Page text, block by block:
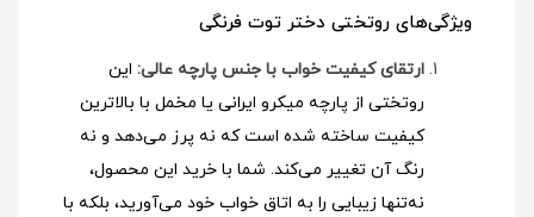
ویژگی‌های روتختی دختر توت فرنگی
ارتقای کیفیت خواب با جنس پارچه عالی: این
روتختی از پارچه میکرو ایرانی یا مخمل با بالاترین
کیفیت ساخته شده است که نه پرز می‌دهد و نه
رنگ آن تغییر می‌کند. شما با خرید این محصول،
نه‌تنها زیبایی را به اتاق خواب خود می‌آورید، بلکه با